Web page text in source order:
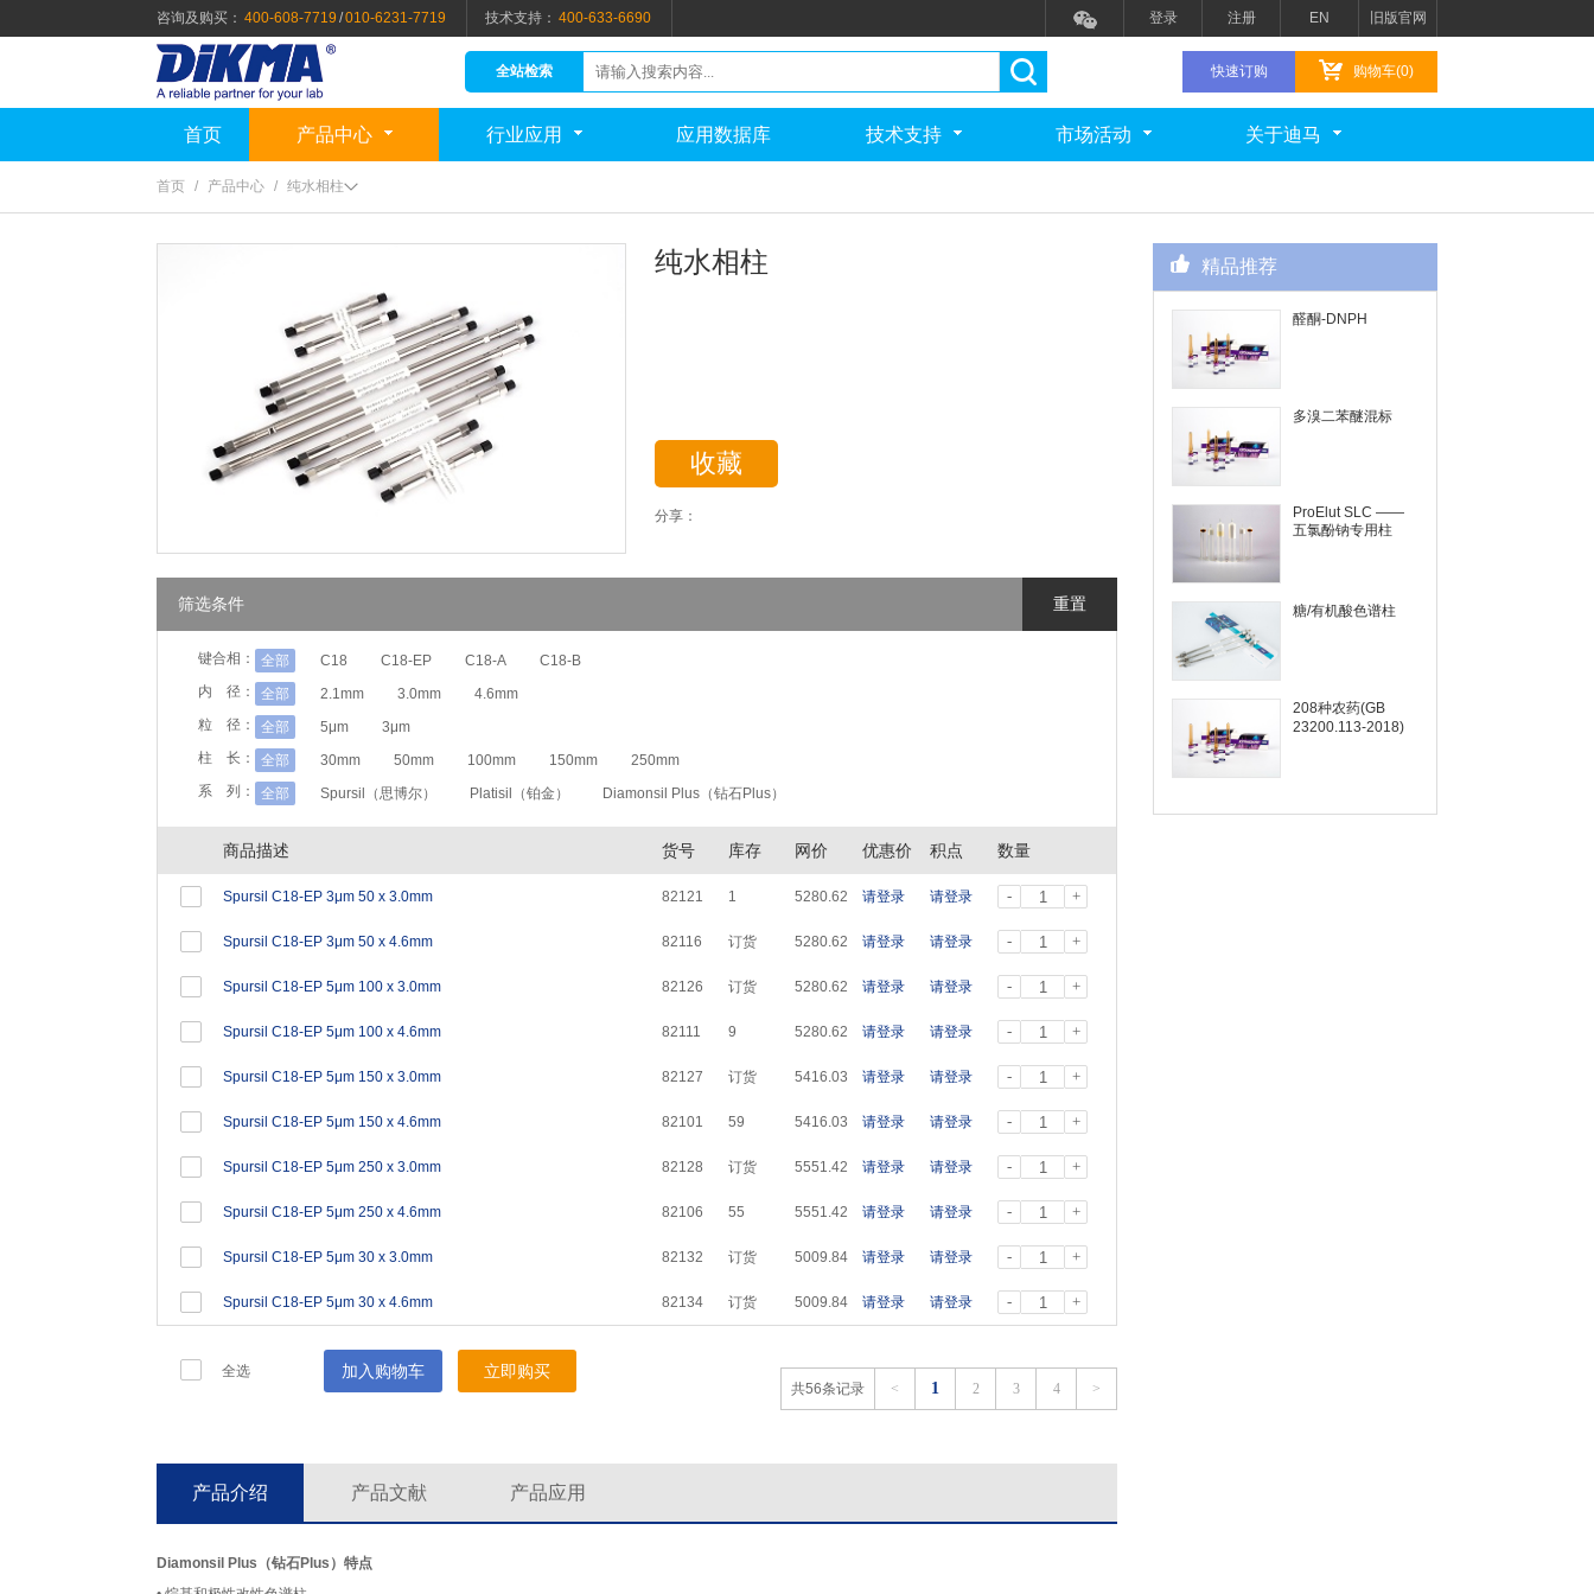
咨询及购买： 400-608-7719 /010-6231-7719 技术支持： 400-633-6690 旧版官网
EN
注册
登录
全站检索 快速订购 购物车(0)
首页 产品中心 行业应用 应用数据库 技术支持 市场活动 关于迪马
首页 / 产品中心 / 纯水相柱
纯水相柱
收藏
分享：
筛选条件 重置
键合相： 全部 C18 C18-EP C18-A
C18-B
内 径：
全部 2.1mm 3.0mm
4.6mm
粒 径：
全部 5μm
3μm
柱 长：
全部 30mm 50mm 100mm 150mm
250mm
系 列：
全部 Spursil（思博尔） Platisil（铂金） Diamonsil Plus（钻石Plus）
商品描述 货号 库存 网价 优惠价 积点 数量
Spursil C18-EP 3μm 50 x 3.0mm 82121 1 5280.62 请登录 请登录 - +
Spursil C18-EP 3μm 50 x 4.6mm 82116 订货 5280.62 请登录 请登录 - +
Spursil C18-EP 5μm 100 x 3.0mm 82126 订货 5280.62 请登录 请登录 - +
Spursil C18-EP 5μm 100 x 4.6mm 82111 9 5280.62 请登录 请登录 - +
Spursil C18-EP 5μm 150 x 3.0mm 82127 订货 5416.03 请登录 请登录 - +
Spursil C18-EP 5μm 150 x 4.6mm 82101 59 5416.03 请登录 请登录 - +
Spursil C18-EP 5μm 250 x 3.0mm 82128 订货 5551.42 请登录 请登录 - +
Spursil C18-EP 5μm 250 x 4.6mm 82106 55 5551.42 请登录 请登录 - +
Spursil C18-EP 5μm 30 x 3.0mm 82132 订货 5009.84 请登录 请登录 - +
Spursil C18-EP 5μm 30 x 4.6mm 82134 订货 5009.84 请登录 请登录 - +
全选 加入购物车 立即购买
共56条记录 < 1 2 3 4 >
产品介绍 产品文献 产品应用
Diamonsil Plus（钻石Plus）特点
精品推荐
醛酮-DNPH
多溴二苯醚混标
ProElut SLC ——
五氯酚钠专用柱
糖/有机酸色谱柱
208种农药(GB
23200.113-2018)